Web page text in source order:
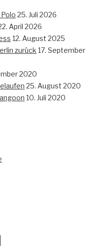
25. Juli 2026
April 2026
12. August 2025
zurück 17. September
2020
25. August 2020
10. Juli 2020